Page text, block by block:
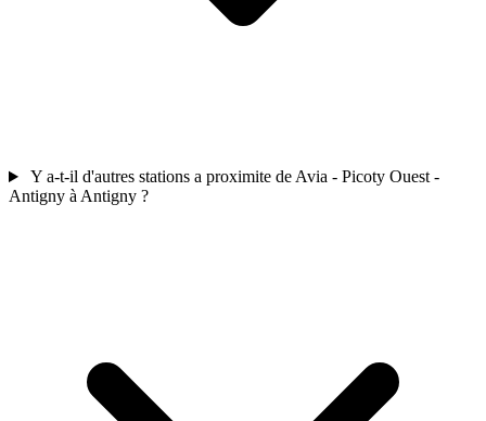
Y a-t-il d'autres stations a proximite de Avia - Picoty Ouest -
Antigny à Antigny ?